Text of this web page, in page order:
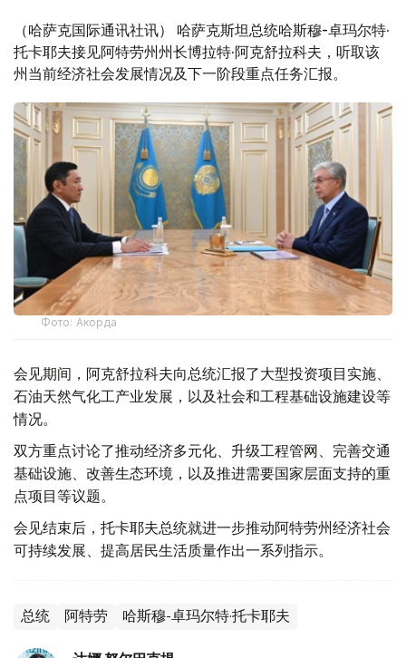
（哈萨克国际通讯社讯） 哈萨克斯坦总统哈斯穆-卓玛尔特·
托卡耶夫接见阿特劳州州长博拉特·阿克舒拉科夫，听取该
州当前经济社会发展情况及下一阶段重点任务汇报。
Фото: Акорда
会见期间，阿克舒拉科夫向总统汇报了大型投资项目实施、
石油天然气化工产业发展，以及社会和工程基础设施建设等
情况。
双方重点讨论了推动经济多元化、升级工程管网、完善交通
基础设施、改善生态环境，以及推进需要国家层面支持的重
点项目等议题。
会见结束后，托卡耶夫总统就进一步推动阿特劳州经济社会
可持续发展、提高居民生活质量作出一系列指示。
总统 阿特劳 哈斯穆-卓玛尔特·托卡耶夫